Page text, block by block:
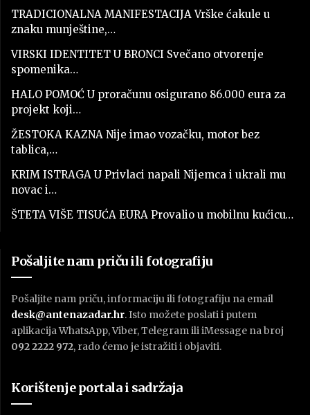
TRADICIONALNA MANIFESTACIJA Vrške ćakule u
znaku munještine,…
VIRSKI IDENTITET U BRONCI Svečano otvorenje
spomenika…
HALO POMOĆ U proračunu osigurano 86.000 eura za
projekt koji…
ŽESTOKA KAZNA Nije imao vozačku, motor bez
tablica,…
KRIM ISTRAGA U Privlaci napali Nijemca i ukrali mu
novac i…
ŠTETA VIŠE TISUĆA EURA Provalio u mobilnu kućicu…
Pošaljite nam priču ili fotografiju
Pošaljite nam priču, informaciju ili fotografiju na email
desk@antenazadar.hr. Isto možete poslati i putem
aplikacija WhatsApp, Viber, Telegram ili iMessage na broj
092 2222 972, rado ćemo je istražiti i objaviti.
Korištenje portala i sadržaja